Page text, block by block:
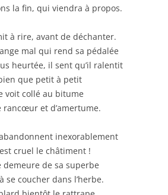
la fin, qui viendra à propos.
à rire, avant de déchanter.
mal qui rend sa pédalée
heurtée, il sent qu’il ralentit
que petit à petit
voit collé au bitume
rancœur et d’amertume.
inexorablement
est cruel le châtiment !
demeure de sa superbe
se coucher dans l’herbe.